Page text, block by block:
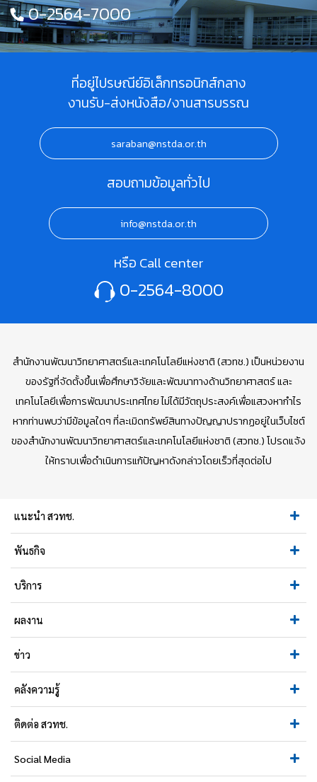
0-2564-7000
ที่อยู่ไปรษณีย์อิเล็กทรอนิกส์กลาง
งานรับ-ส่งหนังสือ/งานสารบรรณ
saraban@nstda.or.th
สอบถามข้อมูลทั่วไป
info@nstda.or.th
หรือ Call center
0-2564-8000
สำนักงานพัฒนาวิทยาศาสตร์และเทคโนโลยีแห่งชาติ (สวทช.) เป็นหน่วยงาน
ของรัฐที่จัดตั้งขึ้นเพื่อศึกษาวิจัยและพัฒนาทางด้านวิทยาศาสตร์ และ
เทคโนโลยีเพื่อการพัฒนาประเทศไทย ไม่ได้มีวัตถุประสงค์เพื่อแสวงหากำไร
หากท่านพบว่ามีข้อมูลใดๆ ที่ละเมิดทรัพย์สินทางปัญญาปรากฏอยู่ในเว็บไซต์
ของสำนักงานพัฒนาวิทยาศาสตร์และเทคโนโลยีแห่งชาติ (สวทช.) โปรดแจ้ง
ให้ทราบเพื่อดำเนินการแก้ปัญหาดังกล่าวโดยเร็วที่สุดต่อไป
แนะนำ สวทช.
พันธกิจ
บริการ
ผลงาน
ข่าว
คลังความรู้
ติดต่อ สวทช.
Social Media